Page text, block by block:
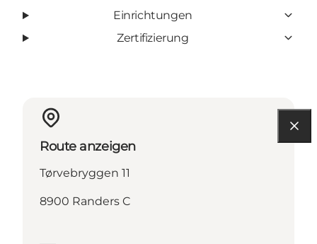
Einrichtungen
Zertifizierung
Route anzeigen
Tørvebryggen 11
8900 Randers C